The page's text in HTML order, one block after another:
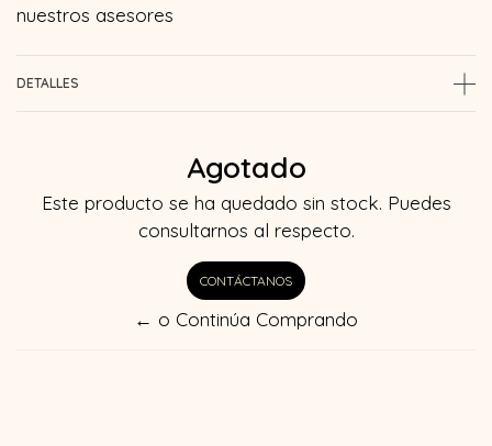
nuestros asesores
DETALLES
Agotado
Este producto se ha quedado sin stock. Puedes
consultarnos al respecto.
CONTÁCTANOS
← o Continúa Comprando